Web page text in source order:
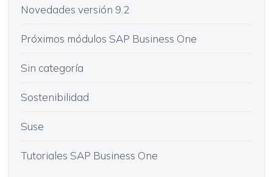
Novedades versión 9.2
Próximos módulos SAP Business One
Sin categoría
Sostenibilidad
Suse
Tutoriales SAP Business One